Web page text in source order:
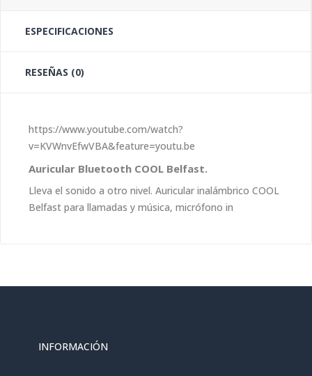
ESPECIFICACIONES
RESEÑAS (0)
https://www.youtube.com/watch?
v=KVWnvEfwVBA&feature=youtu.be
Auricular Bluetooth COOL Belfast.
Lleva el sonido a otro nivel. Auricular inalámbrico COOL
Belfast para llamadas y música, micrófono in
INFORMACIÓN